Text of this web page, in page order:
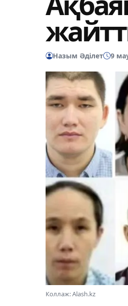
Назым Әділет 9
Коллаж: Alash.kz